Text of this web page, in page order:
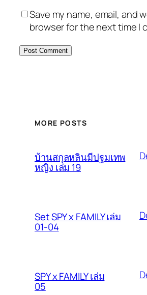
Save my name, email, and
browser for the next time I
MORE POSTS
บ้านสกุลหลินมีปฐมเทพ
หญิง เล่ม 19
Set SPY x FAMILY เล่ม
01-04
SPY x FAMILY เล่ม
05